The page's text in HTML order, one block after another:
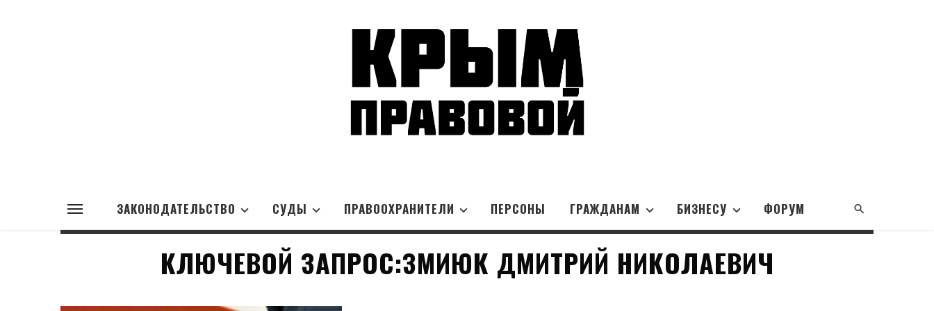
ЗАКОНОДАТЕЛЬСТВО СУДЫ ПРАВООХРАНИТЕЛИ ПЕРСОНЫ ГРАЖДАНАМ БИЗНЕСУ ФОРУМ
КЛЮЧЕВОЙ ЗАПРОС:ЗМИЮК ДМИТРИЙ НИКОЛАЕВИЧ